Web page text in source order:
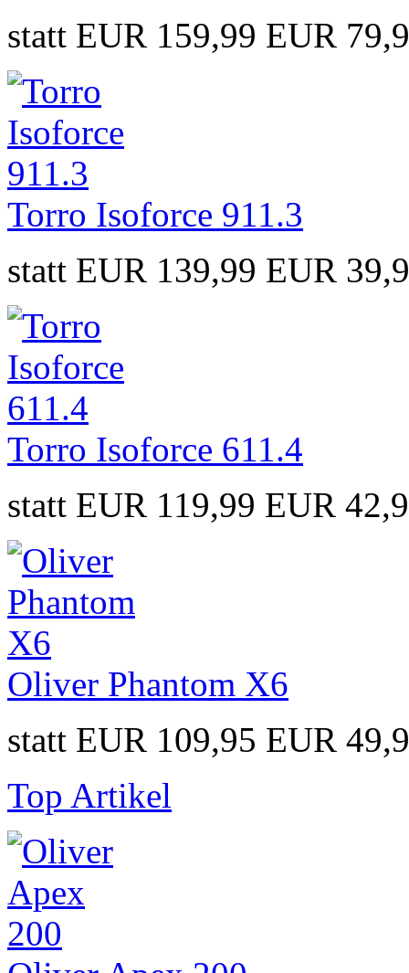
statt EUR 159,99 EUR
Torro Isoforce 911.3
statt EUR 139,99 EUR
Torro Isoforce 611.4
statt EUR 119,99 EUR
Oliver Phantom X6
statt EUR 109,95 EUR
Top Artikel